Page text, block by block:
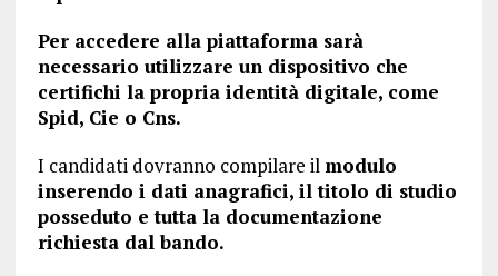
Per accedere alla piattaforma sarà
necessario utilizzare un dispositivo che
certifichi la propria identità digitale, come
Spid, Cie o Cns.
I candidati dovranno compilare il modulo
inserendo i dati anagrafici, il titolo di studio
posseduto e tutta la documentazione
richiesta dal bando.